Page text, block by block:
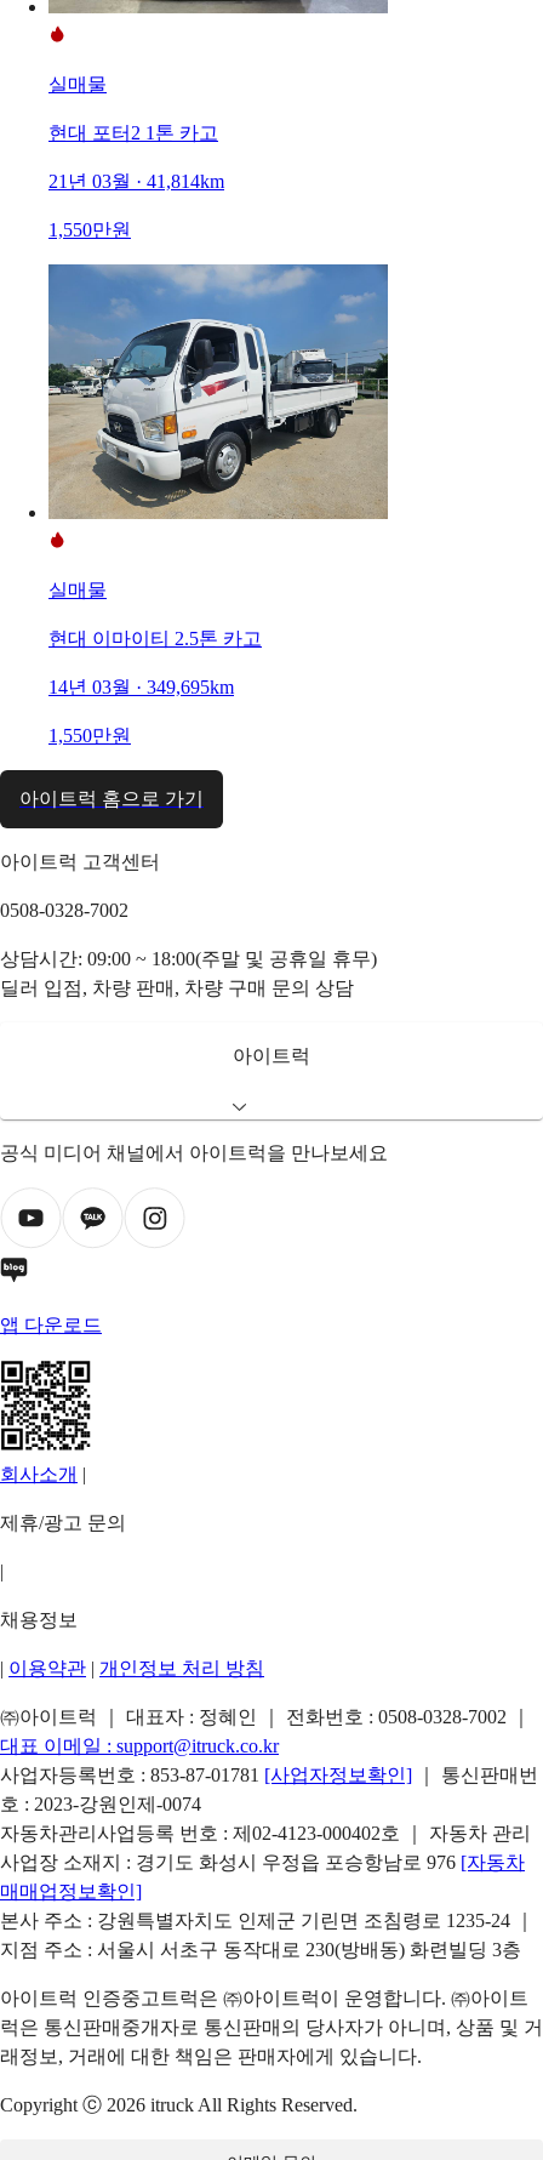
실매물
현대 포터2 1톤 카고
21년 03월 · 41,814km
1,550만원
실매물
현대 이마이티 2.5톤 카고
14년 03월 · 349,695km
1,550만원
아이트럭 홈으로 가기
아이트럭 고객센터
0508-0328-7002
상담시간: 09:00 ~ 18:00(주말 및 공휴일 휴무)
딜러 입점, 차량 판매, 차량 구매 문의 상담
아이트럭
공식 미디어 채널에서 아이트럭을 만나보세요
앱 다운로드
회사소개 |
제휴/광고 문의
|
채용정보
| 이용약관 | 개인정보 처리 방침
㈜아이트럭 ｜ 대표자 : 정혜인 ｜ 전화번호 : 0508-0328-7002
대표 이메일 : support@itruck.co.kr
사업자등록번호 : 853-87-01781 [사업자정보확인]
｜ 통신판매번
호 : 2023-강원인제-0074
자동차관리사업등록 번호 : 제02-4123-000402호 ｜ 자동차 관리
사업장 소재지 : 경기도 화성시 우정읍 포승항남로 976 [자동차
매매업정보확인]
본사 주소 : 강원특별자치도 인제군 기린면 조침령로 1235-24 ｜
지점 주소 : 서울시 서초구 동작대로 230(방배동) 화련빌딩 3층
아이트럭 인증중고트럭은 ㈜아이트럭이 운영합니다. ㈜아이트
럭은 통신판매중개자로 통신판매의 당사자가 아니며, 상품 및 거
래정보, 거래에 대한 책임은 판매자에게 있습니다.
Copyright ⓒ 2026 itruck All Rights Reserved.